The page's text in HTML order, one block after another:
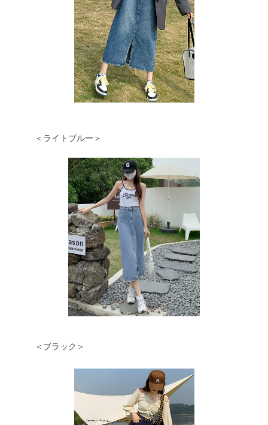
＜ライトブルー＞
＜ブラック＞